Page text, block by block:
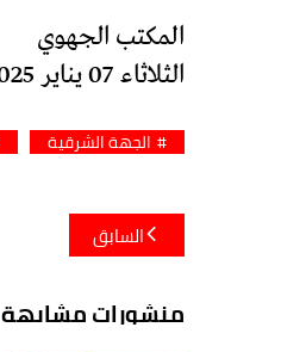
المكتب الجهوي
الثلاثاء 07 يناير 2025
الجهة الشرقية
تصفّح
المقالات
السابق
منشورات مشابهة